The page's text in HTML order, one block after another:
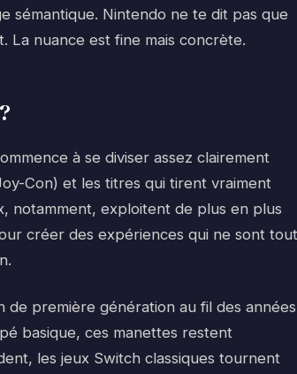
sémantique. Nintendo ne te dit pas que
La nuance est fine mais concrète.
à se diviser assez clairement
Con) et les titres qui tirent vraiment
notamment, exploitent de plus en plus
créer des expériences qui ne sont tout
de première génération au fil des
basique, ces manettes restent
les jeux Switch classiques tournent